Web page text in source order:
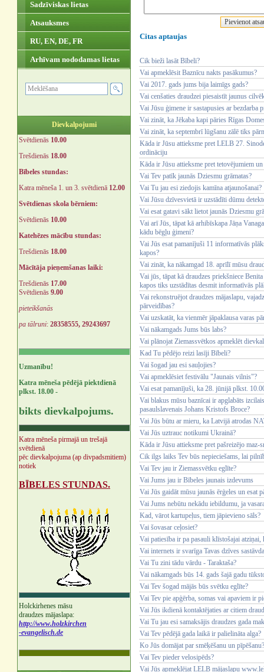
Sadzīviskas lietas
Atsauksmes
RU, EN, DE, FR
Arhīvam nododamas lietas
Dievkalpojumi
Svētdienās 10.00
Trešdienās 18.00
Bībeles stundas:
Katra mēneša 1. un 3. svētdienā 12.00
Svētdienas skola bērniem:
Svētdienās 10.00
Katehēzes mācību stundas:
Trešdienās 18.00
Mācītāja pieņemšanas laiki:
Trešdienās 17.00
Svētdienās 9.00
pieteikšanās
pa tālruni: 28358555, 29243697
Uzmanību!
Katra mēneša pēdējā piektdienā
plkst. 18.00 -
bikts dievkalpojums.
Katra mēneša pirmajā un trešajā
svētdienā
pēc dievkalpojuma (ap divpadsmitiem)
notiek
BĪBELES STUNDAS.
Holckirhenes māsu
draudzes mājaslapa:
http://www.holzkirchen
-evangelisch.de
Citas aptaujas
Cik bieži lasāt Bībeli?
Vai apmeklēsit Baznīcu nakts pasākumus?
Vai 2017. gads jums bija laimīgs gads?
Vai cenšaties draudzei piesaistīt jaunus
Vai Jūsu ģimene ir sastapusies ar bezdarba
Vai zināt, ka Jēkaba kapi pāries Rīgas
Vai zināt, ka septembrī lūgšanu zālē tiks
Kāda ir Jūsu attieksme pret LELB 27.
ordināciju
Kāda ir Jūsu attieksme pret tetovējumiem un
Vai Tev patīk jaunās Dziesmu grāmatas?
Vai Tu jau esi ziedojis kamīna atjaunošanai?
Vai Jūsu dzīvesvietā ir uzstādīti dūmu
Vai esat gatavi sākt lietot jaunās Dziesmu
Vai arī Jūs, tāpat kā arhibīskapa Jāņa
kādu bēgļu ģimeni?
Vai Jūs esat pamanījuši 11 informatīvās
kapos?
Vai zināt, ka nākamgad 18. aprīlī mūsu
Vai jūs, tāpat kā draudzes priekšniece
kapos tiks uzstādītas desmit informatīvās
Vai rekonstruējot draudzes mājaslapu,
pārveidības?
Vai uzskatāt, ka vienmēr jāpaklausa varas
Vai nākamgads Jums būs labs?
Vai plānojat Ziemassvētkos apmeklēt
Kad Tu pēdējo reizi lasīji Bībeli?
Vai šogad jau esi sauļojies?
Vai apmeklēsiet festivālu "Jaunais vilnis"?
Vai esat pamanījuši, ka 28. jūnijā plkst.
Vai blakus mūsu baznīcai ir apglabāts
pasaulslavenais Johans Kristofs Broce?
Vai Jūs būtu ar mieru, ka Latvijā atrodas
Vai Jūs uztrauc notikumi Ukrainā?
Kāda ir Jūsu attieksme pret pašreizējo maz-
Cik ilgs laiks Tev būs nepieciešams, lai
Vai Tev jau ir Ziemassvētku eglīte?
Vai Jums jau ir Bībeles jaunais izdevums
Vai Jūs gaidāt mūsu jaunās ērģeles un esat
Vai Jums nebūtu nekādu iebildumu, ja
Kad, vārot kartupeļus, tiem jāpievieno sāls?
Vai šovasar ceļosiet?
Vai patiesība ir pa pasauli klīstošajai
Vai internets ir svarīga Tavas dzīves
Vai Tu zini tādu vārdu - Taraktaša?
Vai nākamgads būs 14. gads šajā gadu
Vai Tev šogad mājās būs svētku eglīte?
Vai Tev pie apģērba, somas vai apaviem ir
Vai Jūs ikdienā kontaktējaties ar citiem
Vai Tu jau esi samaksājis draudzes gada
Vai Tev pēdējā gada laikā ir palielināta alga?
Ko Jūs domājat par smēķēšanu un pīpēšanu?
Vai Tev pieder velosipēds?
Vai Jūs apmeklējat LELB mājaslapu